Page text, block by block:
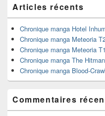
principale
de
widget
pour
barre
latérale
Articles récents
Chronique manga Hotel
Chronique manga Meteoria
Chronique manga Meteoria T1
Chronique manga The
Chronique manga Blood-
Commentaires